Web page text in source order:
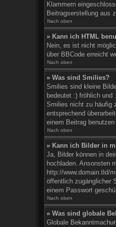
Klammern
Beitragserstellung aus
Nach oben
» Kann ich HTML
Nein, es ist nicht
über BBCode erreicht
Nach oben
» Was sind Smilies?
Smilies sind kleine
bedeutet :) fröhlich
Smilies nicht zu häufig
entsprechend
einem Beitrag
Nach oben
» Kann ich Bilder in
Ja, Bilder können in
hochladen. Ansonsten
http://www.domain.tld/
öffentlich zugänglicher
einem Passwort
Nach oben
» Was sind globale
Globale